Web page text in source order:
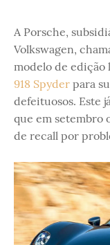
A Porsche,
Volkswagen,
modelo de edição
918 Spyder para
defeituosos. Este
que em setembro
de recall por